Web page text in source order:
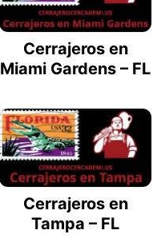
Cerrajeros en
Miami Gardens – FL
Cerrajeros en
Tampa – FL